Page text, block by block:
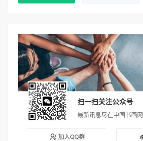
扫一扫关注公众号
最新讯息尽在中国书画网
加入QQ群